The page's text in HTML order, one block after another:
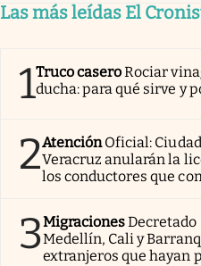
Las más leídas El
1Truco caseroRociar
ducha: para qué sirve y
2AtenciónOficial:
Veracruz anularán la
los conductores que
3MigracionesDecretado
Medellín, Cali y
extranjeros que hayan